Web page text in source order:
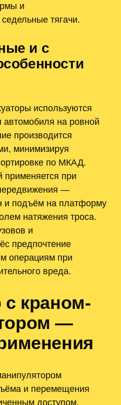
и
тягачи.
и с
используются
на ровной
производится
минимизируя
по МКАД.
применяется при
—
и подъём на платформу
натяжения троса.
и
предпочтение
операциям при
вреда.
с краном-
—
и перемещения
доступом.